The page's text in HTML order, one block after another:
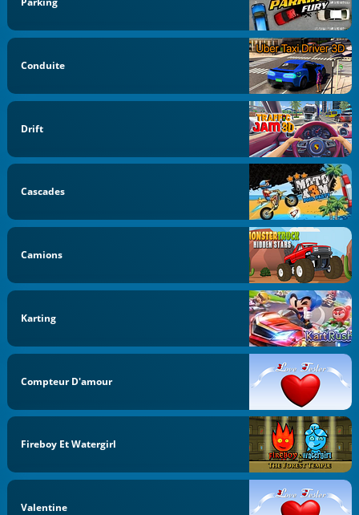
Conduite
Drift
Cascades
Camions
Karting
Compteur D'amour
Fireboy Et Watergirl
Valentine